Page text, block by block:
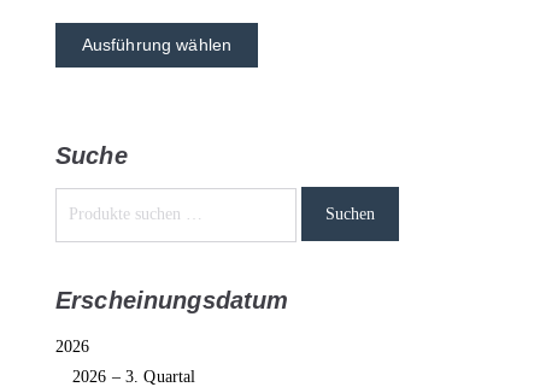
Ausführung wählen
Suche
Suchen
Erscheinungsdatum
2026
2026 – 3. Quartal